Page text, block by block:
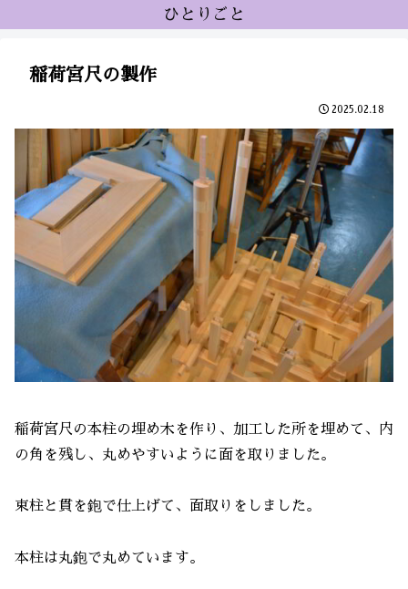
ひとりごと
稲荷宮尺の製作
2025.02.18
稲荷宮尺の本柱の埋め木を作り、加工した所を埋めて、内
の角を残し、丸めやすいように面を取りました。
束柱と貫を鉋で仕上げて、面取りをしました。
本柱は丸鉋で丸めています。